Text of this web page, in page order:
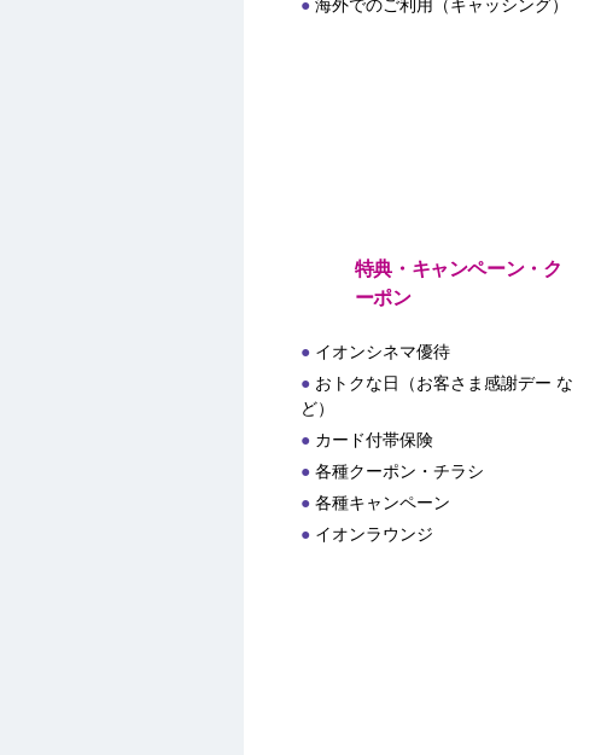
海外でのご利用（キャッシング）
特典・キャンペーン・ク
ーポン
イオンシネマ優待
おトクな日（お客さま感謝デー な
ど）
カード付帯保険
各種クーポン・チラシ
各種キャンペーン
イオンラウンジ